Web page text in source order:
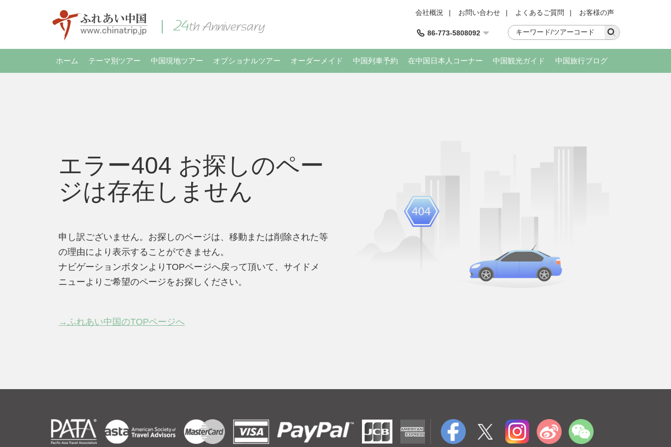
会社概況 | お問い合わせ | よくあるご質問 | お客様の声
86-773-5808092
ホーム テーマ別ツアー 中国現地ツアー オプショナルツアー オーダーメイド 中国列車予約 在中国日本人コーナー 中国観光ガイド 中国旅行ブログ
エラー404 お探しのペー
ジは存在しません
申し訳ございません。お探しのページは、移動または削除された等
の理由により表示することができません。
ナビゲーションボタンよりTOPページへ戻って頂いて、サイドメ
ニューよりご希望のページをお探しください。
→ふれあい中国のTOPページへ